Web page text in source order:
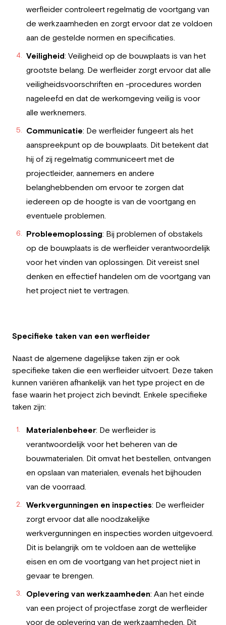
werfleider controleert regelmatig de voortgang van
de werkzaamheden en zorgt ervoor dat ze voldoen
aan de gestelde normen en specificaties.
Veiligheid: Veiligheid op de bouwplaats is van het
grootste belang. De werfleider zorgt ervoor dat alle
veiligheidsvoorschriften en -procedures worden
nageleefd en dat de werkomgeving veilig is voor
alle werknemers.
Communicatie: De werfleider fungeert als het
aanspreekpunt op de bouwplaats. Dit betekent dat
hij of zij regelmatig communiceert met de
projectleider, aannemers en andere
belanghebbenden om ervoor te zorgen dat
iedereen op de hoogte is van de voortgang en
eventuele problemen.
Probleemoplossing: Bij problemen of obstakels
op de bouwplaats is de werfleider verantwoordelijk
voor het vinden van oplossingen. Dit vereist snel
denken en effectief handelen om de voortgang van
het project niet te vertragen.
Specifieke taken van een werfleider
Naast de algemene dagelijkse taken zijn er ook
specifieke taken die een werfleider uitvoert. Deze taken
kunnen variëren afhankelijk van het type project en de
fase waarin het project zich bevindt. Enkele specifieke
taken zijn:
Materialenbeheer: De werfleider is
verantwoordelijk voor het beheren van de
bouwmaterialen. Dit omvat het bestellen, ontvangen
en opslaan van materialen, evenals het bijhouden
van de voorraad.
Werkvergunningen en inspecties: De werfleider
zorgt ervoor dat alle noodzakelijke
werkvergunningen en inspecties worden uitgevoerd.
Dit is belangrijk om te voldoen aan de wettelijke
eisen en om de voortgang van het project niet in
gevaar te brengen.
Oplevering van werkzaamheden: Aan het einde
van een project of projectfase zorgt de werfleider
voor de oplevering van de werkzaamheden. Dit